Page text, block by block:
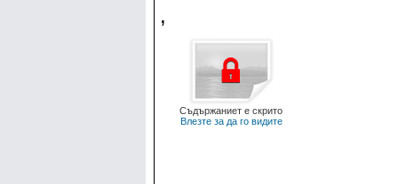
,
Съдържаниет е скрито
Влезте за да го видите